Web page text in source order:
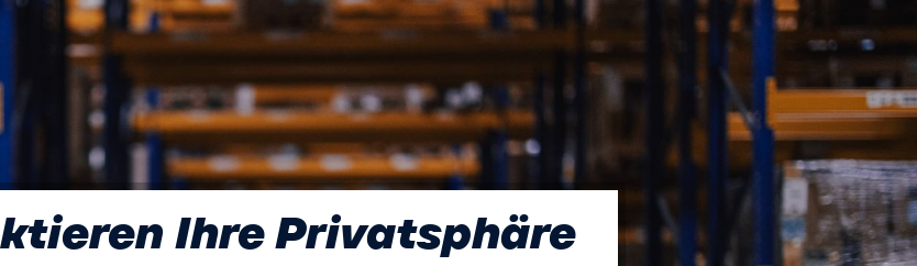
Ihre Privatsphäre